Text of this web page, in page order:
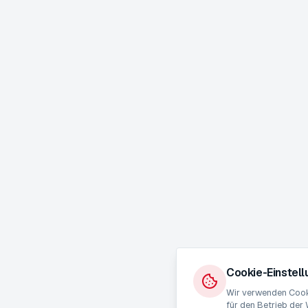
Cookie-
Wir verwenden
für den Betrieb der